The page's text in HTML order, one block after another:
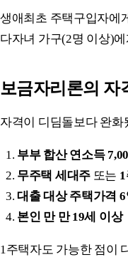
생애최초 주택구입자에
다자녀 가구(2명 이상)
보금자리론의 자
자격이 디딤돌보다 완화
부부 합산 연소득
무주택 세대주또는
대출 대상 주택가격
본인 만 만 19세 이상
1주택자도 가능한 점이